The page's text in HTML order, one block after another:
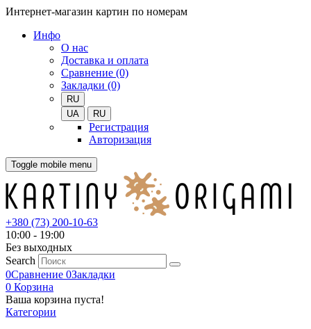
Интернет-магазин картин по номерам
Инфо
О нас
Доставка и оплата
Сравнение (0)
Закладки (0)
RU
UA
RU
Регистрация
Авторизация
Toggle mobile menu
+380 (73) 200-10-63
10:00 - 19:00
Без выходных
Search
0Сравнение 0Закладки
0 Корзина
Ваша корзина пуста!
Категории